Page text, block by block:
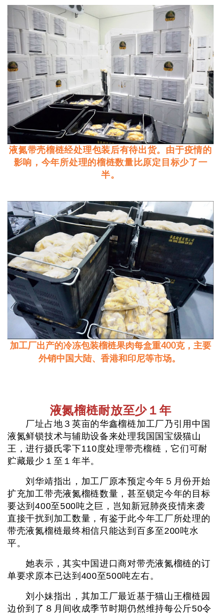
液氮带壳榴梿经处理包装后有待出货。由于疫情的
影响，今年所处理的榴梿数量比原定目标少了一
半。
加工厂出产的冷冻包装榴梿果肉每盒重400克，主要
外销中国大陆、香港和印尼等市场。
液氮榴梿耐放至少１年
厂址占地３英亩的华鑫榴梿加工厂乃引用中国
液氮鲜锁技术与辅助设备来处理我国国宝级猫山
王，进行摄氏零下110度处理带壳榴梿，它们可耐
贮藏最少１至１年半。
刘华靖指出，加工厂原本预定今年５月份开始
扩充加工带壳液氮榴梿数量，甚至锁定今年的目标
要达到400至500吨之巨，岂知新冠肺炎疫情来袭
直接干扰到加工数量，有鉴于此今年工厂所处理的
带壳液氮榴梿最终相信只能达到百多至200吨水
平。
她表示，其实中国进口商对带壳液氮榴梿的订
单要求原本已达到400至500吨左右。
刘小妹指出，其加工厂最近基于猫山王榴梿园
边价到了８月间收成季节时期仍然维持每公斤50令